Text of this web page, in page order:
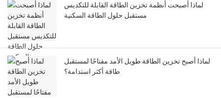
لماذا أصبحت أنظمة تخزين الطاقة القابلة للتكديس
مستقبل حلول الطاقة السكنية
لماذا أصبح تخزين الطاقة طويل الأمد مفتاحًا لمستقبل
طاقة أكثر استدامة؟